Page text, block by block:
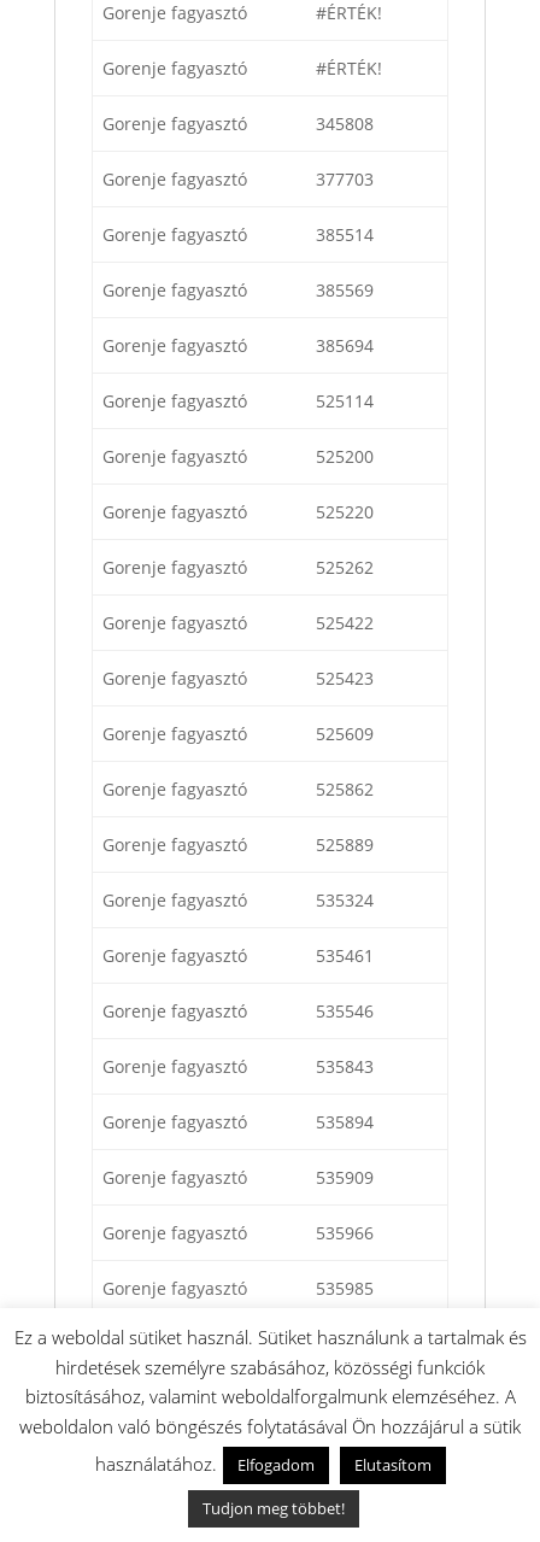
Gorenje fagyasztó #ÉRTÉK!
Gorenje fagyasztó #ÉRTÉK!
Gorenje fagyasztó 345808
Gorenje fagyasztó 377703
Gorenje fagyasztó 385514
Gorenje fagyasztó 385569
Gorenje fagyasztó 385694
Gorenje fagyasztó 525114
Gorenje fagyasztó 525200
Gorenje fagyasztó 525220
Gorenje fagyasztó 525262
Gorenje fagyasztó 525422
Gorenje fagyasztó 525423
Gorenje fagyasztó 525609
Gorenje fagyasztó 525862
Gorenje fagyasztó 525889
Gorenje fagyasztó 535324
Gorenje fagyasztó 535461
Gorenje fagyasztó 535546
Gorenje fagyasztó 535843
Gorenje fagyasztó 535894
Gorenje fagyasztó 535909
Gorenje fagyasztó 535966
Gorenje fagyasztó 535985
Gorenje fagyasztó 545113
Gorenje fagyasztó 545252
Gorenje fagyasztó 545286
Gorenje fagyasztó 545958
Ez a weboldal sütiket használ. Sütiket használunk a tartalmak és
hirdetések személyre szabásához, közösségi funkciók
biztosításához, valamint weboldalforgalmunk elemzéséhez. A
weboldalon való böngészés folytatásával Ön hozzájárul a sütik
használatához.
Elfogadom
Elutasítom
Tudjon meg többet!